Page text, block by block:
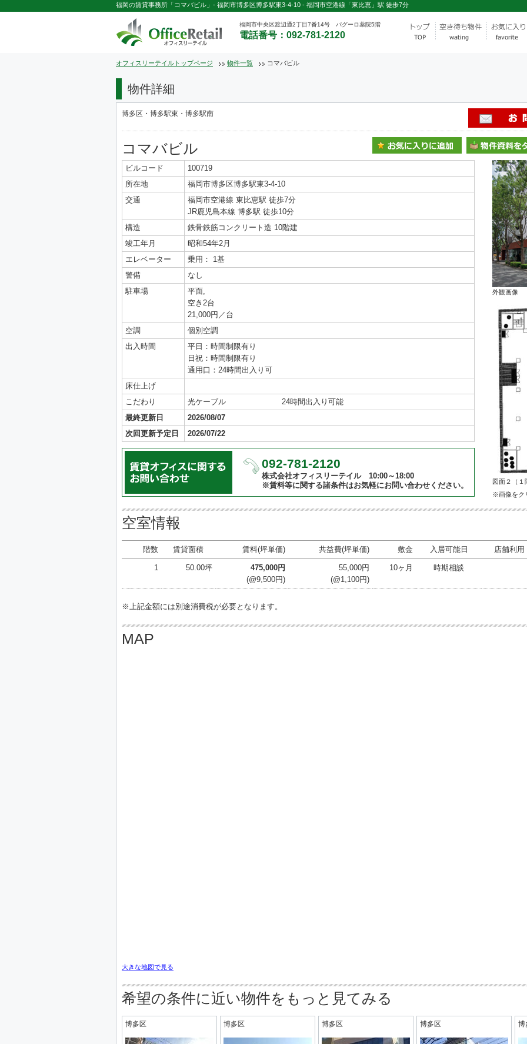
福岡の賃貸事務所「コマバビル」- 福岡市博多区博多駅東3-4-10 - 福岡市空港線「東比恵」駅 徒歩7分
福岡市中央区渡辺通2丁目7番14号 パグーロ薬院5階
電話番号：092-781-2120
オフィスリーテイルトップページ 物件一覧 コマバビル
物件詳細
博多区・博多駅東・博多駅南
コマバビル
ビルコード
100719
所在地
福岡市博多区博多駅東3-4-10
交通
福岡市空港線 東比恵駅 徒歩7分
JR鹿児島本線 博多駅 徒歩10分
構造
鉄骨鉄筋コンクリート造 10階建
竣工年月
昭和54年2月
エレベーター
乗用： 1基
警備
なし
駐車場
平面,
空き2台
21,000円／台
空調
個別空調
出入時間
平日：時間制限有り
日祝：時間制限有り
通用口：24時間出入り可
床仕上げ
こだわり
光ケーブル
24時間出入り可能
最終更新日
2026/08/07
次回更新予定日
2026/07/22
092-781-2120
株式会社オフィスリーテイル 10:00～18:00
※賃料等に関する諸条件はお気軽にお問い合わせください。
外観画像
図面２（１
※画像をク
空室情報
階数 賃貸面積 賃料(坪単価) 共益費(坪単価) 敷金 入居可能日 店舗利用
1 50.00坪
475,000円
(@9,500円)
55,000円
(@1,100円)
10ヶ月 時期相談
※上記金額には別途消費税が必要となります。
MAP
大きな地図で見る
希望の条件に近い物件をもっと見てみる
博多区 博多区 博多区 博多区 博